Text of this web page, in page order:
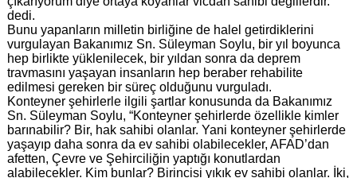
dedi.
Bunu yapanların milletin birliğine de halel getirdiklerini
vurgulayan Bakanımız Sn. Süleyman Soylu, bir yıl boyunca
hep birlikte yüklenilecek, bir yıldan sonra da deprem
travmasını yaşayan insanların hep beraber rehabilite
edilmesi gereken bir süreç olduğunu vurguladı.
Konteyner şehirlerle ilgili şartlar konusunda da Bakanımız
Sn. Süleyman Soylu, “Konteyner şehirlerde özellikle kimler
barınabilir? Bir, hak sahibi olanlar. Yani konteyner şehirlerde
yaşayıp daha sonra da ev sahibi olabilecekler, AFAD’dan
afetten, Çevre ve Şehirciliğin yaptığı konutlardan
alabilecekler. Kim bunlar? Birincisi yıkık ev sahibi olanlar. İki,